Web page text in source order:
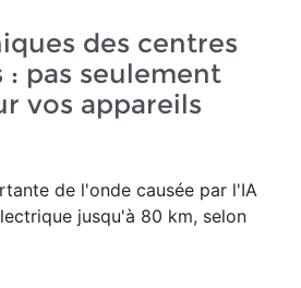
des centres
: pas seulement
vos appareils
de l'onde causée par l'IA
jusqu'à 80 km, selon